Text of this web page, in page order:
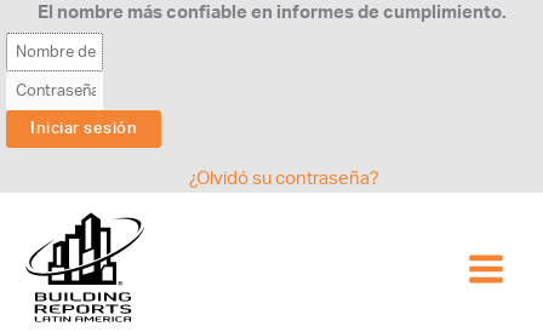
al
contenido
El nombre más confiable en informes de cumplimiento.
¿Olvidó su contraseña?